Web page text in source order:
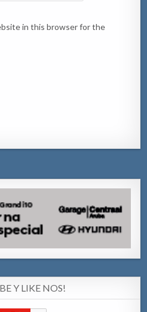
in this browser for the
Y LIKE NOS!